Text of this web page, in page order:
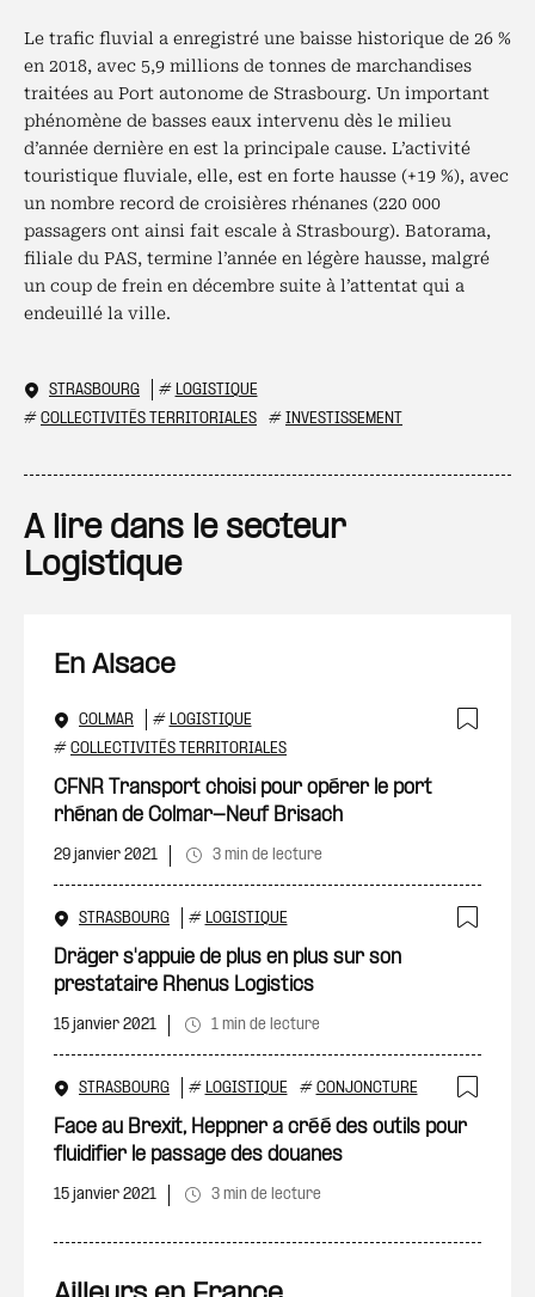
Le trafic fluvial a enregistré une baisse historique de 26 %
en 2018, avec 5,9 millions de tonnes de marchandises
traitées au Port autonome de Strasbourg. Un important
phénomène de basses eaux intervenu dès le milieu
d’année dernière en est la principale cause. L’activité
touristique fluviale, elle, est en forte hausse (+19 %), avec
un nombre record de croisières rhénanes (220 000
passagers ont ainsi fait escale à Strasbourg). Batorama,
filiale du PAS, termine l’année en légère hausse, malgré
un coup de frein en décembre suite à l’attentat qui a
endeuillé la ville.
STRASBOURG # LOGISTIQUE
# COLLECTIVITÉS TERRITORIALES # INVESTISSEMENT
A lire dans le secteur
Logistique
En Alsace
COLMAR # LOGISTIQUE
# COLLECTIVITÉS TERRITORIALES
CFNR Transport choisi pour opérer le port
rhénan de Colmar-Neuf Brisach
29 janvier 2021 3 min de lecture
STRASBOURG # LOGISTIQUE
Dräger s'appuie de plus en plus sur son
prestataire Rhenus Logistics
15 janvier 2021 1 min de lecture
STRASBOURG # LOGISTIQUE # CONJONCTURE
Face au Brexit, Heppner a créé des outils pour
fluidifier le passage des douanes
15 janvier 2021 3 min de lecture